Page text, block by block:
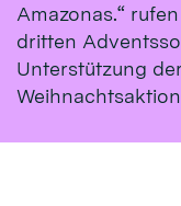
Amazonas.“
dritten
Unterstützung